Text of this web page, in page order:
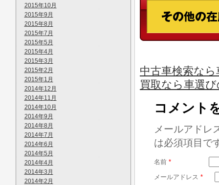
2015年10月
2015年9月
2015年8月
2015年7月
2015年5月
2015年4月
2015年3月
2015年2月
2015年1月
2014年12月
2014年11月
2014年10月
2014年9月
2014年8月
2014年7月
2014年6月
2014年5月
2014年4月
2014年3月
2014年2月
中古車検索な
買取なら車選
コメント
メールアドレ
は必須項目で
名前 *
メールアドレス *